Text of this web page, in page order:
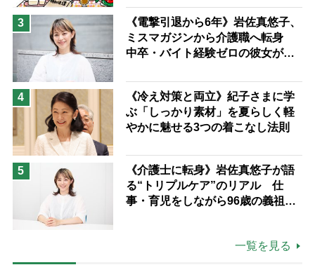
3
《電撃引退から6年》岩佐真悠子、
ミスマガジンから介護職へ転身
中卒・バイト経験ゼロの彼女が見
ながら自分らしくいられる」
4
《冷え対策と両立》紀子さまに学
ぶ「しっかり素材」を夏らしく軽
やかに魅せる3つの着こなし法則
5
《介護士に転身》岩佐真悠子が語
る“トリプルケア”のリアル 仕
事・育児をしながら96歳の義祖母
一覧を見る